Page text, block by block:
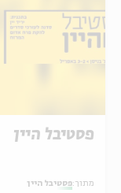
פסטיבל היין
מתוך:פסטיבל היין